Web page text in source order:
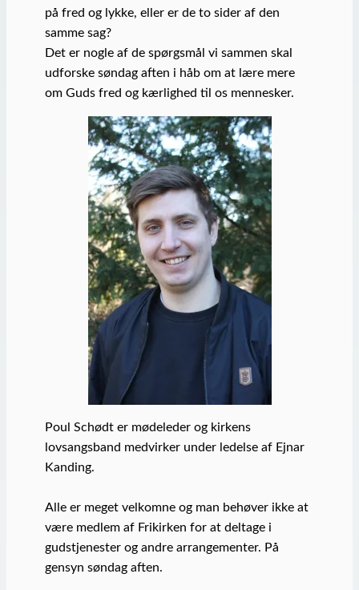
på fred og lykke, eller er de to sider af den
samme sag?
Det er nogle af de spørgsmål vi sammen skal
udforske søndag aften i håb om at lære mere
om Guds fred og kærlighed til os mennesker.
Poul Schødt er mødeleder og kirkens
lovsangsband medvirker under ledelse af Ejnar
Kanding.
Alle er meget velkomne og man behøver ikke at
være medlem af Frikirken for at deltage i
gudstjenester og andre arrangementer. På
gensyn søndag aften.